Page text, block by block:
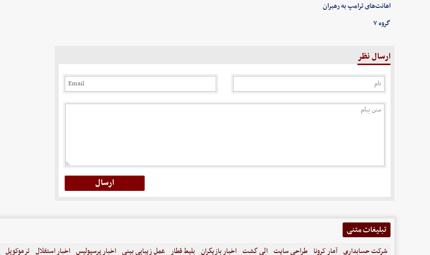
اهانت‌های ترامپ به رهبران
گروه ۷
ارسال نظر
تبلیغات متنی
شرکت حسابداری آمار کرونا طراحی سایت الی گشت اخبار بازیگران بلیط قطار عمل زیبایی بینی اخبار پرسپولیس اخبار استقلال ترموکوپل